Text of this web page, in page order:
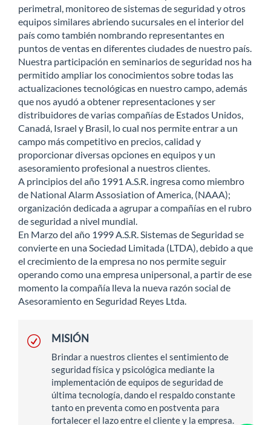
perimetral, monitoreo de sistemas de seguridad y otros
equipos similares abriendo sucursales en el interior del
país como también nombrando representantes en
puntos de ventas en diferentes ciudades de nuestro país.
Nuestra participación en seminarios de seguridad nos ha
permitido ampliar los conocimientos sobre todas las
actualizaciones tecnológicas en nuestro campo, además
que nos ayudó a obtener representaciones y ser
distribuidores de varias compañías de Estados Unidos,
Canadá, Israel y Brasil, lo cual nos permite entrar a un
campo más competitivo en precios, calidad y
proporcionar diversas opciones en equipos y un
asesoramiento profesional a nuestros clientes.
A principios del año 1991 A.S.R. ingresa como miembro
de National Alarm Assosiation of America, (NAAA);
organización dedicada a agrupar a compañías en el rubro
de seguridad a nivel mundial.
En Marzo del año 1999 A.S.R. Sistemas de Seguridad se
convierte en una Sociedad Limitada (LTDA), debido a que
el crecimiento de la empresa no nos permite seguir
operando como una empresa unipersonal, a partir de ese
momento la compañía lleva la nueva razón social de
Asesoramiento en Seguridad Reyes Ltda.
MISIÓN
Brindar a nuestros clientes el sentimiento de
seguridad física y psicológica mediante la
implementación de equipos de seguridad de
última tecnología, dando el respaldo constante
tanto en preventa como en postventa para
fortalecer el lazo entre el cliente y la empresa.